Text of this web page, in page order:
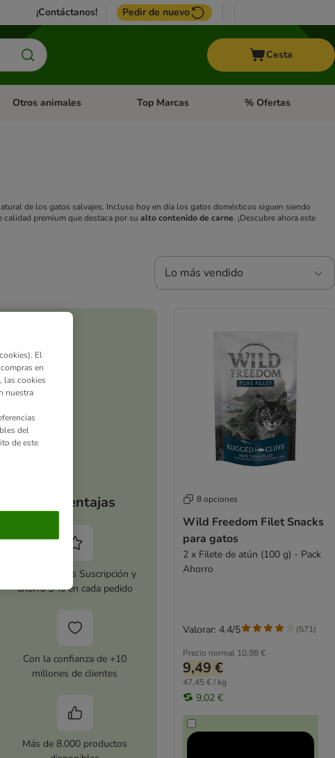
¡Contáctanos! Pedir de nuevo
Cesta
Roedores y +
Menú de categoria abierto: Pájaros
Otros animales Menú de categoria abierto: Otros animales
Top Marcas Menú de categoria
% Ofertas
de los gatos salvajes. Incluso hoy en día los gatos domésticos siguen siendo
calidad premium que destaca por su alto contenido de carne. ¡Descubre ahora este
Lo más vendido
Tus ventajas
Activa zooplus Suscripción y
ahorra 5 % en cada pedido
Con la confianza de +10
millones de clientes
Más de 8.000 productos
8 opciones
Wild Freedom Filet Snacks
para gatos
2 x Filete de atún (100 g) - Pack
Ahorro
Precio normal 10,98 €
9,49 €
47,45 € / kg
9,02 €
Valorar: 4.4/5 (571)
El
en
las cookies
nuestra
del
de este